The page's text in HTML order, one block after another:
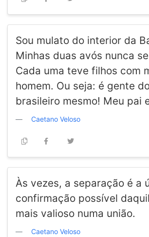
Sou mulato do interior da
Minhas duas avós nunca
Cada uma teve filhos com
homem. Ou seja: é gente
brasileiro mesmo! Meu pai
Caetano Veloso
Às vezes, a separação é a
confirmação possível
mais valioso numa união.
Caetano Veloso